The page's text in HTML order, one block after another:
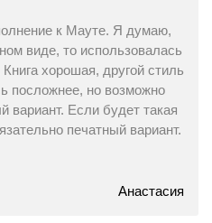
к Мауте. Я думаю,
виде, то использовалась
хорошая, другой стиль
посложнее, но возможно
вариант. Если будет такая
печатный вариант.
Анастасия